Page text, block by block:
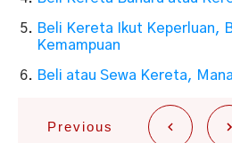
Beli Kereta Ikut Keperluan,
Kemampuan
Beli atau Sewa Kereta,
Previous